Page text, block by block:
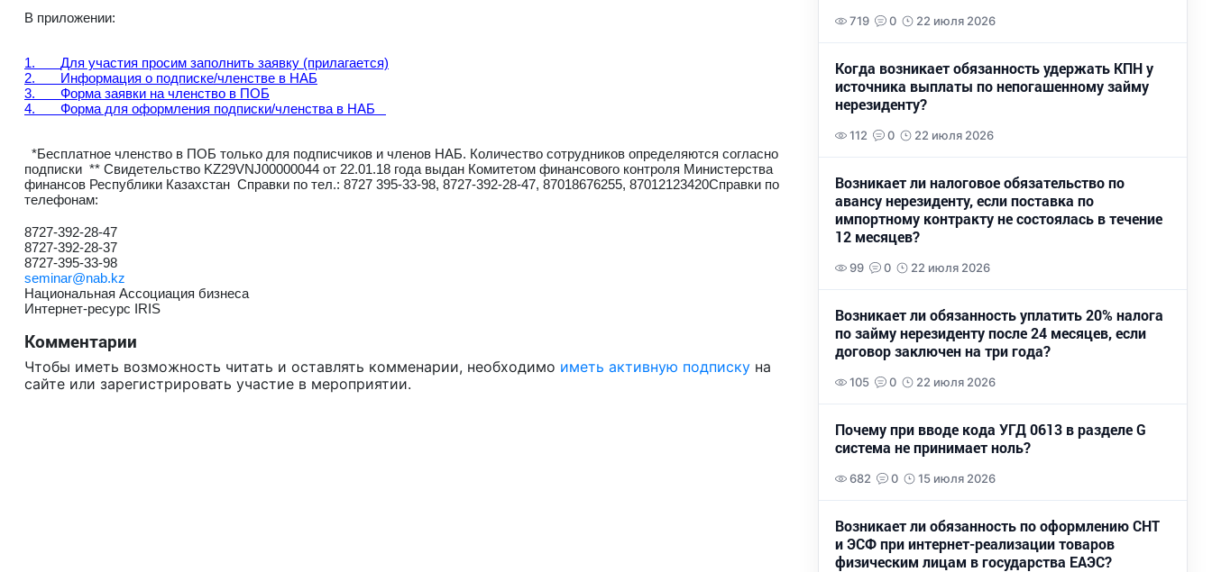
В приложении:
1. Для участия просим заполнить заявку (прилагается)
2. Информация о подписке/членстве в НАБ
3. Форма заявки на членство в ПОБ
4. Форма для оформления подписки/членства в НАБ
*Бесплатное членство в ПОБ только для подписчиков и членов НАБ. Количество сотрудников определяются согласно
подписки ** Свидетельство KZ29VNJ00000044 от 22.01.18 года выдан Комитетом финансового контроля Министерства
финансов Республики Казахстан Справки по тел.: 8727 395-33-98, 8727-392-28-47, 87018676255, 87012123420Справки по
телефонам:
8727-392-28-47
8727-392-28-37
8727-395-33-98
seminar@nab.kz
Национальная Ассоциация бизнеса
Интернет-ресурс IRIS
Комментарии
Чтобы иметь возможность читать и оставлять комменарии, необходимо иметь активную подписку на
сайте или зарегистрировать участие в мероприятии.
719 0 22 июля 2026
Когда возникает обязанность удержать КПН у
источника выплаты по непогашенному займу
нерезиденту?
112 0 22 июля 2026
Возникает ли налоговое обязательство по
авансу нерезиденту, если поставка по
импортному контракту не состоялась в течение
12 месяцев?
99 0 22 июля 2026
Возникает ли обязанность уплатить 20% налога
по займу нерезиденту после 24 месяцев, если
договор заключен на три года?
105 0 22 июля 2026
Почему при вводе кода УГД 0613 в разделе G
система не принимает ноль?
682 0 15 июля 2026
Возникает ли обязанность по оформлению СНТ
и ЭСФ при интернет-реализации товаров
физическим лицам в государства ЕАЭС?